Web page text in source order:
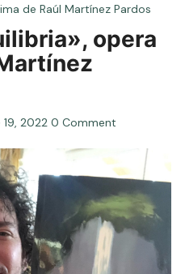
de Raúl Martínez Pardos
opera
2022 0 Comment